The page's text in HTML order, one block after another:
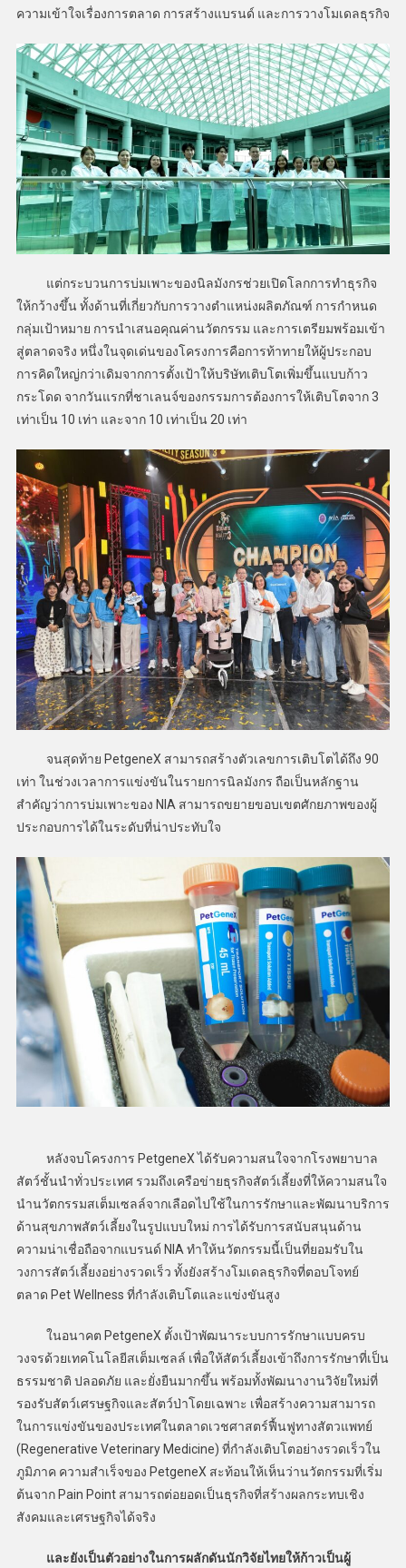
ความเข้าใจเรื่องการตลาด การสร้างแบรนด์ และการวางโมเดลธุรกิจ
แต่กระบวนการบ่มเพาะของนิลมังกรช่วยเปิดโลกการทำธุรกิจ
ให้กว้างขึ้น ทั้งด้านที่เกี่ยวกับการวางตำแหน่งผลิตภัณฑ์ การกำหนด
กลุ่มเป้าหมาย การนำเสนอคุณค่านวัตกรรม และการเตรียมพร้อมเข้า
สู่ตลาดจริง หนึ่งในจุดเด่นของโครงการคือการท้าทายให้ผู้ประกอบ
การคิดใหญ่กว่าเดิมจากการตั้งเป้าให้บริษัทเติบโตเพิ่มขึ้นแบบก้าว
กระโดด จากวันแรกที่ชาเลนจ์ของกรรมการต้องการให้เติบโตจาก 3
เท่าเป็น 10 เท่า และจาก 10 เท่าเป็น 20 เท่า
จนสุดท้าย PetgeneX สามารถสร้างตัวเลขการเติบโตได้ถึง 90
เท่า ในช่วงเวลาการแข่งขันในรายการนิลมังกร ถือเป็นหลักฐาน
สำคัญว่าการบ่มเพาะของ NIA สามารถขยายขอบเขตศักยภาพของผู้
ประกอบการได้ในระดับที่น่าประทับใจ
หลังจบโครงการ PetgeneX ได้รับความสนใจจากโรงพยาบาล
สัตว์ชั้นนำทั่วประเทศ รวมถึงเครือข่ายธุรกิจสัตว์เลี้ยงที่ให้ความสนใจ
นำนวัตกรรมสเต็มเซลล์จากเลือดไปใช้ในการรักษาและพัฒนาบริการ
ด้านสุขภาพสัตว์เลี้ยงในรูปแบบใหม่ การได้รับการสนับสนุนด้าน
ความน่าเชื่อถือจากแบรนด์ NIA ทำให้นวัตกรรมนี้เป็นที่ยอมรับใน
วงการสัตว์เลี้ยงอย่างรวดเร็ว ทั้งยังสร้างโมเดลธุรกิจที่ตอบโจทย์
ตลาด Pet Wellness ที่กำลังเติบโตและแข่งขันสูง
ในอนาคต PetgeneX ตั้งเป้าพัฒนาระบบการรักษาแบบครบ
วงจรด้วยเทคโนโลยีสเต็มเซลล์ เพื่อให้สัตว์เลี้ยงเข้าถึงการรักษาที่เป็น
ธรรมชาติ ปลอดภัย และยั่งยืนมากขึ้น พร้อมทั้งพัฒนางานวิจัยใหม่ที่
รองรับสัตว์เศรษฐกิจและสัตว์ป่าโดยเฉพาะ เพื่อสร้างความสามารถ
ในการแข่งขันของประเทศในตลาดเวชศาสตร์ฟื้นฟูทางสัตวแพทย์
(Regenerative Veterinary Medicine) ที่กำลังเติบโตอย่างรวดเร็วใน
ภูมิภาค ความสำเร็จของ PetgeneX สะท้อนให้เห็นว่านวัตกรรมที่เริ่ม
ต้นจาก Pain Point สามารถต่อยอดเป็นธุรกิจที่สร้างผลกระทบเชิง
สังคมและเศรษฐกิจได้จริง
และยังเป็นตัวอย่างในการผลักดันนักวิจัยไทยให้ก้าวเป็นผู้